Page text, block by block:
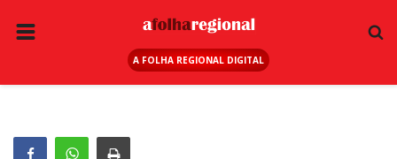
A FOLHA REGIONAL DIGITAL
ANUNCIE AQUI